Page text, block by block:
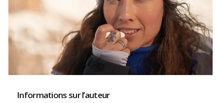
Informations sur l’auteur